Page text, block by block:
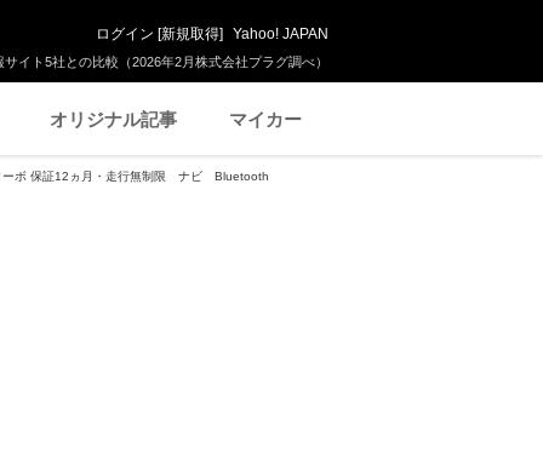
イト5社との比較（2026年2月株式会社プラグ調べ）
ログイン [新規取得] Yahoo! JAPAN
オリジナル記事 マイカー
ーボ 保証12ヵ月・走行無制限 ナビ Bluetooth